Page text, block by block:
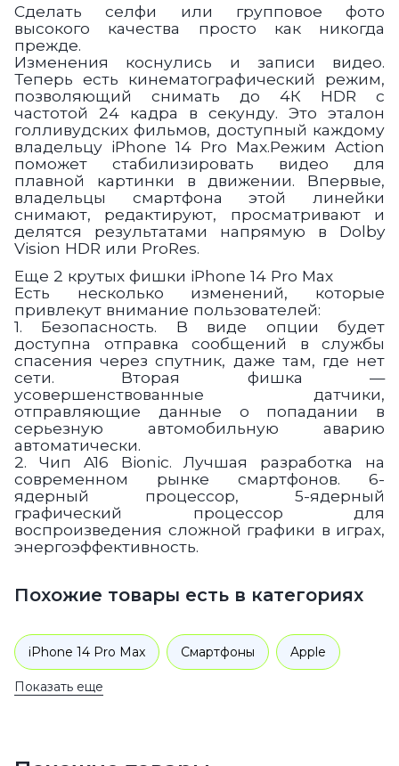
Сделать селфи или групповое фото
высокого качества просто как никогда
прежде.
Изменения коснулись и записи видео.
Теперь есть кинематографический режим,
позволяющий снимать до 4К HDR с
частотой 24 кадра в секунду. Это эталон
голливудских фильмов, доступный каждому
владельцу iPhone 14 Pro Max.Режим Action
поможет стабилизировать видео для
плавной картинки в движении. Впервые,
владельцы смартфона этой линейки
снимают, редактируют, просматривают и
делятся результатами напрямую в Dolby
Vision HDR или ProRes.
Еще 2 крутых фишки iPhone 14 Pro Max
Есть несколько изменений, которые
привлекут внимание пользователей:
1. Безопасность. В виде опции будет
доступна отправка сообщений в службы
спасения через спутник, даже там, где нет
сети. Вторая фишка —
усовершенствованные датчики,
отправляющие данные о попадании в
серьезную автомобильную аварию
автоматически.
2. Чип A16 Bionic. Лучшая разработка на
современном рынке смартфонов. 6-
ядерный процессор, 5-ядерный
графический процессор для
воспроизведения сложной графики в играх,
энергоэффективность.
Похожие товары есть в категориях
iPhone 14 Pro Max Смартфоны Apple
iPhone 14
Показать еще